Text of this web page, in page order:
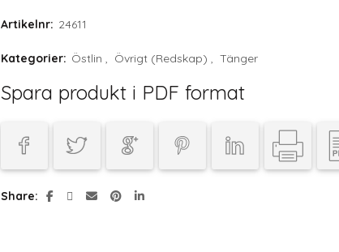
Artikelnr: 24611
Kategorier: Östlin , Övrigt (Redskap) , Tänger
Spara produkt i PDF format
Share